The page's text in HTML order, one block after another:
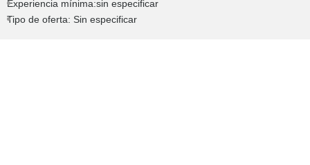
Experiencia mínima:sin especificar
Tipo de oferta: Sin especificar